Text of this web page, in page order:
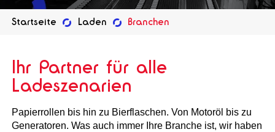
Startseite Laden Branchen
Ihr Partner für alle
Ladeszenarien
Papierrollen bis hin zu Bierflaschen. Von Motoröl bis zu
Generatoren. Was auch immer Ihre Branche ist, wir haben